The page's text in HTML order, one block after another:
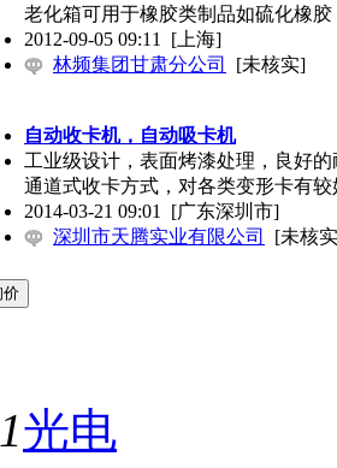
老化箱可用于橡胶类制品如硫化橡胶
2012-09-05 09:11 [上海]
林频集团甘肃分公司
[未核实]
自动收卡机，自动吸卡机
工业级设计，表面烤漆处理，良好
通道式收卡方式，对各类变形卡有
2014-03-21 09:01 [广东深圳市]
深圳市天腾实业有限公司
[未核
1光电